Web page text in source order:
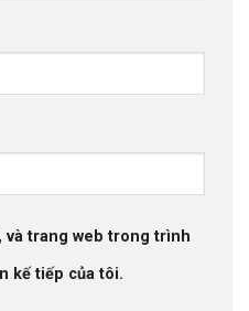
và trang web trong trình
kế tiếp của tôi.